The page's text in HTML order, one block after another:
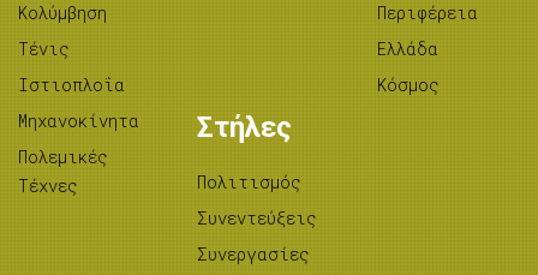
Κολύμβηση
Τένις
Ιστιοπλοΐα
Μηχανοκίνητα
Πολεμικές
Τέχνες
Περιφέρεια
Ελλάδα
Κόσμος
Στήλες
Πολιτισμός
Συνεντεύξεις
Συνεργασίες